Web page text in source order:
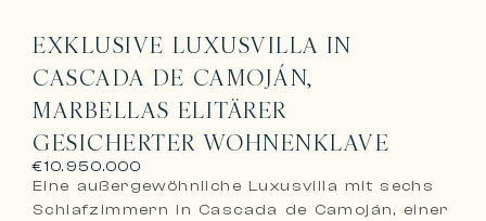
EXKLUSIVE LUXUSVILLA IN
CASCADA DE CAMOJÁN,
MARBELLAS ELITÄRER
GESICHERTER WOHNENKLAVE
€10.950.000
Eine außergewöhnliche Luxusvilla mit sechs
Schlafzimmern in Cascada de Camoján, einer